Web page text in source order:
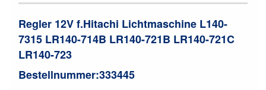
Regler 12V f.Hitachi Lichtmaschine L140-
7315 LR140-714B LR140-721B LR140-721C
LR140-723
Bestellnummer:333445